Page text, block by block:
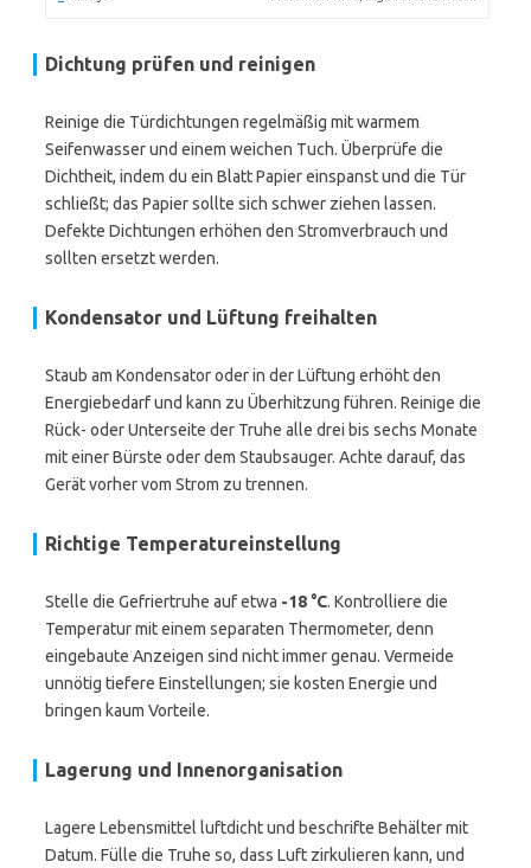
Dichtung prüfen und reinigen
Reinige die Türdichtungen regelmäßig mit warmem
Seifenwasser und einem weichen Tuch. Überprüfe die
Dichtheit, indem du ein Blatt Papier einspanst und die Tür
schließt; das Papier sollte sich schwer ziehen lassen.
Defekte Dichtungen erhöhen den Stromverbrauch und
sollten ersetzt werden.
Kondensator und Lüftung freihalten
Staub am Kondensator oder in der Lüftung erhöht den
Energiebedarf und kann zu Überhitzung führen. Reinige die
Rück- oder Unterseite der Truhe alle drei bis sechs Monate
mit einer Bürste oder dem Staubsauger. Achte darauf, das
Gerät vorher vom Strom zu trennen.
Richtige Temperatureinstellung
Stelle die Gefriertruhe auf etwa -18 °C. Kontrolliere die
Temperatur mit einem separaten Thermometer, denn
eingebaute Anzeigen sind nicht immer genau. Vermeide
unnötig tiefere Einstellungen; sie kosten Energie und
bringen kaum Vorteile.
Lagerung und Innenorganisation
Lagere Lebensmittel luftdicht und beschrifte Behälter mit
Datum. Fülle die Truhe so, dass Luft zirkulieren kann, und